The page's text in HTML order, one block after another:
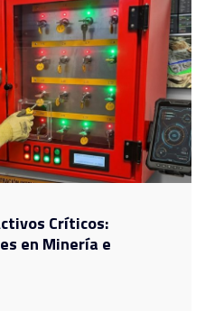
Críticos:
en Minería e